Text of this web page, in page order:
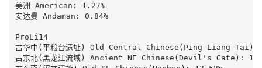
美洲 American: 1.27%
安达曼 Andaman: 0.84%
ProLi14
古华中(平粮台遗址) Old Central Chinese(Ping Liang Tai):
古东北(黑龙江流域) Ancient NE Chinese(Devil's Gate):